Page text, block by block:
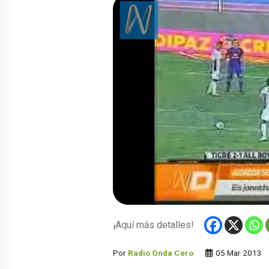
¡Aquí más detalles!
Por Radio Onda Cero 05 Mar 2013